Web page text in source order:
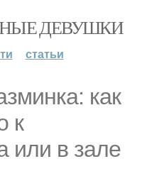
ДЕВУШКИ
статьи
как
к
или в зале